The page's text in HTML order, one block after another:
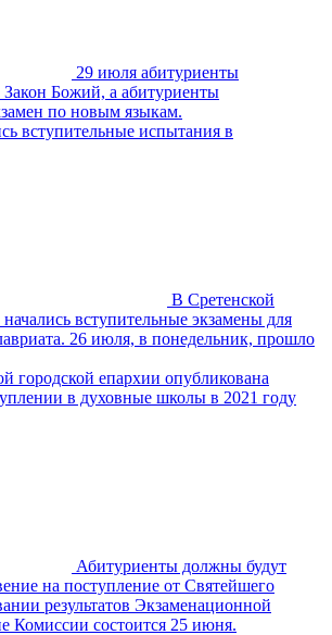
29 июля абитуриенты
Закон Божий, а абитуриенты
по новым языкам.
вступительные испытания в
В Сретенской
вступительные экзамены для
26 июля, в понедельник, прошло
городской епархии опубликована
в духовные школы в 2021 году
Абитуриенты должны будут
на поступление от Святейшего
результатов Экзаменационной
Комиссии состоится 25 июня.